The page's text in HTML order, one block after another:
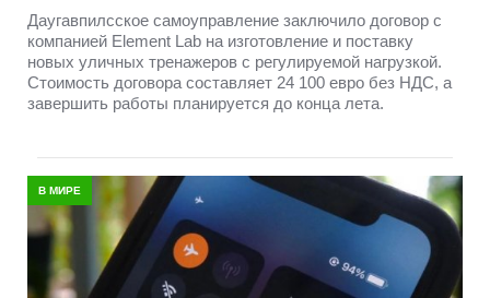
Даугавпилсское самоуправление заключило договор с
компанией Element Lab на изготовление и поставку
новых уличных тренажеров с регулируемой нагрузкой.
Стоимость договора составляет 24 100 евро без НДС, а
завершить работы планируется до конца лета.
В МИРЕ